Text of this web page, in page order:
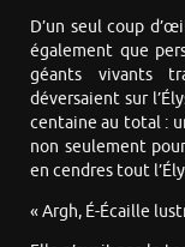
D’un seul coup
également que
géants vivants
déversaient sur
centaine au total :
non seulement
en cendres tout
« Argh, É-Écaille